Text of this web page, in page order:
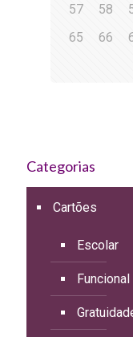
57
58
65
66
Categorias
Cartões
Escolar
Funcional